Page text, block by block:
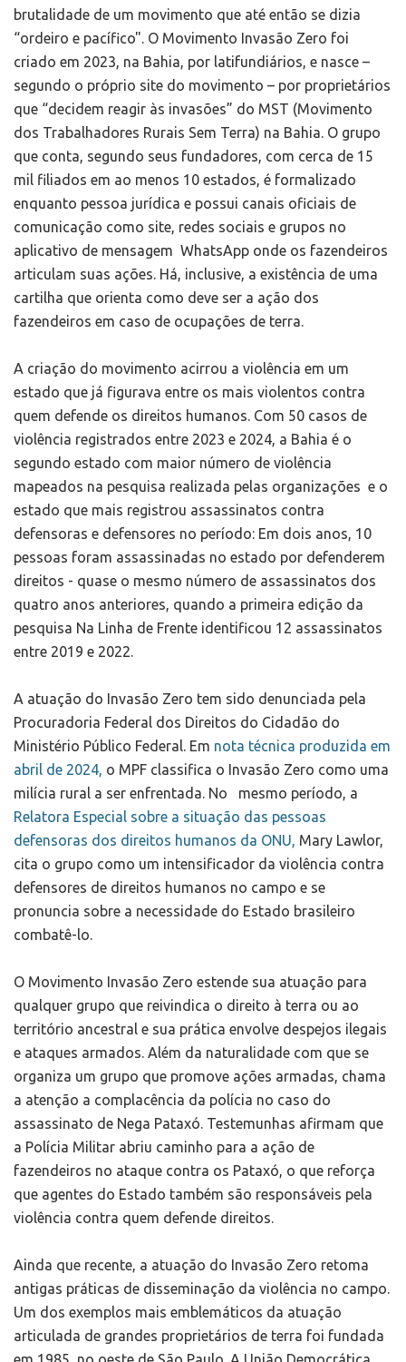
brutalidade de um movimento que até então se dizia
“ordeiro e pacífico". O Movimento Invasão Zero foi
criado em 2023, na Bahia, por latifundiários, e nasce –
segundo o próprio site do movimento – por proprietários
que “decidem reagir às invasões” do MST (Movimento
dos Trabalhadores Rurais Sem Terra) na Bahia. O grupo
que conta, segundo seus fundadores, com cerca de 15
mil filiados em ao menos 10 estados, é formalizado
enquanto pessoa jurídica e possui canais oficiais de
comunicação como site, redes sociais e grupos no
aplicativo de mensagem WhatsApp onde os fazendeiros
articulam suas ações. Há, inclusive, a existência de uma
cartilha que orienta como deve ser a ação dos
fazendeiros em caso de ocupações de terra.
A criação do movimento acirrou a violência em um
estado que já figurava entre os mais violentos contra
quem defende os direitos humanos. Com 50 casos de
violência registrados entre 2023 e 2024, a Bahia é o
segundo estado com maior número de violência
mapeados na pesquisa realizada pelas organizações e o
estado que mais registrou assassinatos contra
defensoras e defensores no período: Em dois anos, 10
pessoas foram assassinadas no estado por defenderem
direitos - quase o mesmo número de assassinatos dos
quatro anos anteriores, quando a primeira edição da
pesquisa Na Linha de Frente identificou 12 assassinatos
entre 2019 e 2022.
A atuação do Invasão Zero tem sido denunciada pela
Procuradoria Federal dos Direitos do Cidadão do
Ministério Público Federal. Em nota técnica produzida em
abril de 2024, o MPF classifica o Invasão Zero como uma
milícia rural a ser enfrentada. No mesmo período, a
Relatora Especial sobre a situação das pessoas
defensoras dos direitos humanos da ONU, Mary Lawlor,
cita o grupo como um intensificador da violência contra
defensores de direitos humanos no campo e se
pronuncia sobre a necessidade do Estado brasileiro
combatê-lo.
O Movimento Invasão Zero estende sua atuação para
qualquer grupo que reivindica o direito à terra ou ao
território ancestral e sua prática envolve despejos ilegais
e ataques armados. Além da naturalidade com que se
organiza um grupo que promove ações armadas, chama
a atenção a complacência da polícia no caso do
assassinato de Nega Pataxó. Testemunhas afirmam que
a Polícia Militar abriu caminho para a ação de
fazendeiros no ataque contra os Pataxó, o que reforça
que agentes do Estado também são responsáveis pela
violência contra quem defende direitos.
Ainda que recente, a atuação do Invasão Zero retoma
antigas práticas de disseminação da violência no campo.
Um dos exemplos mais emblemáticos da atuação
articulada de grandes proprietários de terra foi fundada